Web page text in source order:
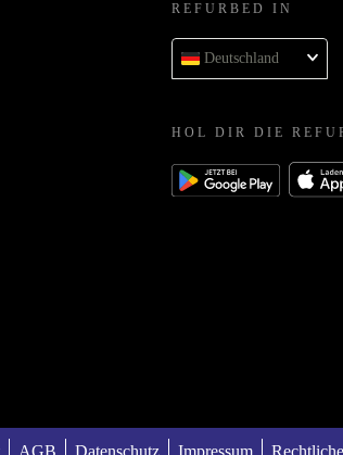
REFURBED IN
Deutschland
HOL DIR DIE
AGB Datenschutz Impressum